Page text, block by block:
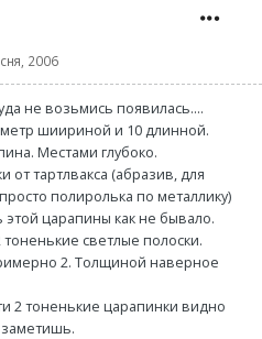
2006
не возьмись появилась....
шиириной и 10 длинной.
Местами глубоко.
от тартлвакса (абразив, для
полиролька по металлику)
царапины как не бывало.
светлые полоски.
2. Толщиной наверное
2 тоненькие царапинки видно
заметишь.